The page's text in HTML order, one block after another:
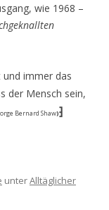
wie 1968 –
und immer das
der Mensch sein,
Bernard Shaw)⁆
unterAlltäglicher